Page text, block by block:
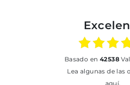
basado en 42538
Lea algunas de las opiniones
aquí.